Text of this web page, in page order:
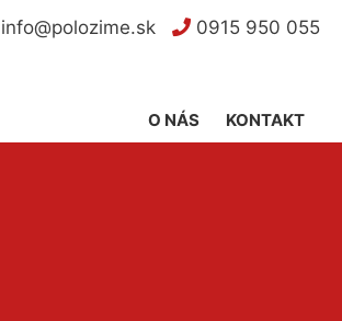
info@polozime.sk 0915 950 055
KONTAKT
O NÁS